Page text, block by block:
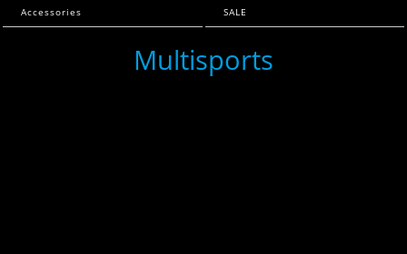
Accessories SALE
Multisports